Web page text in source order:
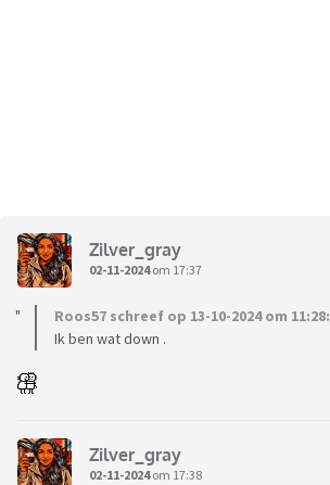
Zilver_gray
02-11-2024om 17:37
Roos57 schreef op 13-10-2024 om 11:28:
Ik ben wat down .
Zilver_gray
02-11-2024om 17:38